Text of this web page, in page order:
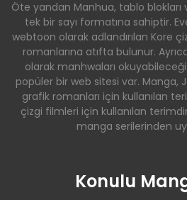
Öte yandan Manhua, tablo
tek bir sayı formatına sahiptir.
webtoon olarak adlandırılan Kore
romanlarına atıfta bulunur.
olarak manhwaları
popüler bir web sitesi var. Manga,
grafik romanları için kullanılan
çizgi filmleri için kullanılan
manga serilerinden
Konulu